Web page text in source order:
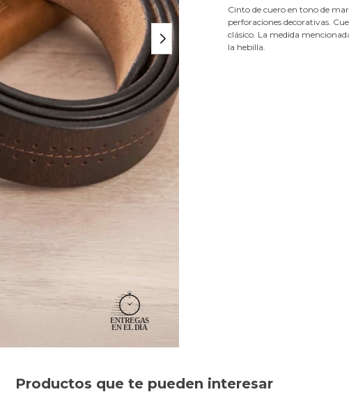
Cinto de cuero en tono de
perforaciones decorativas.
clásico. La medida
la hebilla.
Productos que te pueden interesar